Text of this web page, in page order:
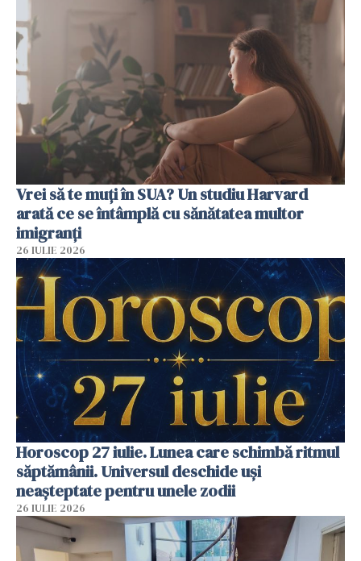
Vrei să te muți în SUA? Un studiu Harvard
arată ce se întâmplă cu sănătatea multor
imigranți
26 IULIE 2026
Horoscop 27 iulie. Lunea care schimbă ritmul
săptămânii. Universul deschide uși
neașteptate pentru unele zodii
26 IULIE 2026